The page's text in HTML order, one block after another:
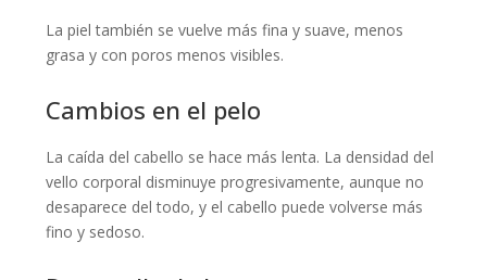
La piel también se vuelve más fina y suave, menos
grasa y con poros menos visibles.
Cambios en el pelo
La caída del cabello se hace más lenta. La densidad del
vello corporal disminuye progresivamente, aunque no
desaparece del todo, y el cabello puede volverse más
fino y sedoso.